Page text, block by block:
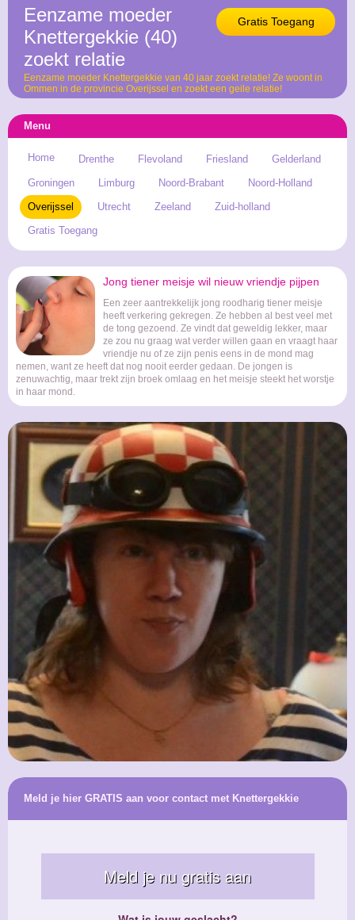
Gratis Toegang
Eenzame moeder
Knettergekkie (40)
zoekt relatie
Eenzame moeder Knettergekkie van 40 jaar zoekt relatie! Ze woont in
Ommen in de provincie Overijssel en zoekt een geile relatie!
Menu
Home Drenthe Flevoland Friesland
Gelderland
Groningen
Limburg Noord-Brabant
Noord-Holland
Overijssel
Utrecht Zeeland
Zuid-holland
Gratis Toegang
Jong tiener meisje wil nieuw vriendje pijpen
Een zeer aantrekkelijk jong roodharig tiener meisje
heeft verkering gekregen. Ze hebben al best veel met
de tong gezoend. Ze vindt dat geweldig lekker, maar
ze zou nu graag wat verder willen gaan en vraagt haar
vriendje nu of ze zijn penis eens in de mond mag
nemen, want ze heeft dat nog nooit eerder gedaan. De jongen is
zenuwachtig, maar trekt zijn broek omlaag en het meisje steekt het worstje
in haar mond.
Meld je hier GRATIS aan voor contact met Knettergekkie